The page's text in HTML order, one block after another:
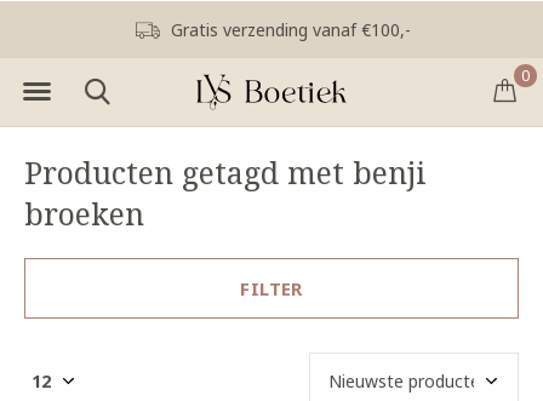
0
Gratis verzending vanaf €100,-
Producten getagd met benji
broeken
FILTER